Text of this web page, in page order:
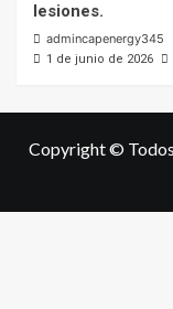
lesiones.
admincapenergy345
1 de junio de 2026
Copyright ©